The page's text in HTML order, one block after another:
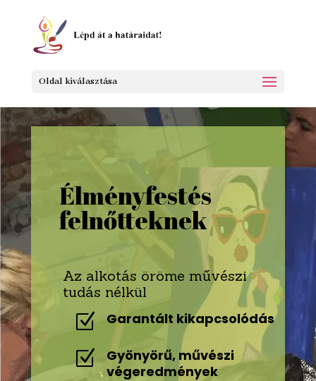
Oldal kiválasztása
Élményfestés
felnőtteknek
Az alkotás öröme művészi
tudás nélkül
Z Garantált kikapcsolódás
Z
Gyönyörű, művészi
végeredmények